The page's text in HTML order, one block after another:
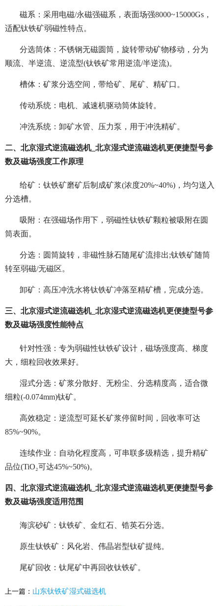
磁系：采用电磁/永磁强磁系，表面场强8000~15000Gs，
适配钛铁矿弱磁性特点。
分选筒体：不锈钢无磁圆筒，旋转带动矿物移动，分为
顺流、半逆流、逆流型(钛铁矿常用逆流/半逆流)。
槽体：矿浆分选空间，带给矿、尾矿、精矿口。
传动系统：电机、减速机驱动筒体旋转。
冲洗系统：卸矿水管、压力泵，用于冲洗精矿。
二、北京湿式逆流磁选机_北京湿式逆流磁选机更便捷型号参
数及磁场强度工作原理
给矿：钛铁矿磨矿后制成矿浆(浓度20%~40%)，均匀送入
分选槽。
吸附：在强磁场作用下，弱磁性钛铁矿颗粒被吸附在圆
筒表面。
分选：圆筒旋转，非磁性脉石随尾矿流排出;钛铁矿随筒
转至弱磁/无磁区。
卸矿：高压冲洗水将钛铁矿冲落至精矿槽，完成分选。
三、北京湿式逆流磁选机_北京湿式逆流磁选机更便捷型号参
数及磁场强度性能特点
针对性强：专为弱磁性钛铁矿设计，磁场强度高、梯度
大，细粒回收效果好。
湿式分选：矿浆分散好、无粉尘、分选精度高，适合微
细粒(-0.074mm)钛矿。
高效稳定：逆流型可延长矿浆停留时间，回收率可达
85%~90%。
连续作业：自动化程度高，可串联多级精选，提升精矿
品位(TiO₂可达45%~50%)。
四、北京湿式逆流磁选机_北京湿式逆流磁选机更便捷型号参
数及磁场强度适用范围
海滨砂矿：钛铁矿、金红石、锆英石分选。
原生钛铁矿：风化岩、伟晶岩型钛矿提纯。
尾矿回收：钛尾矿中再回收钛铁矿。
上一篇： 山东钛铁矿湿式磁选机